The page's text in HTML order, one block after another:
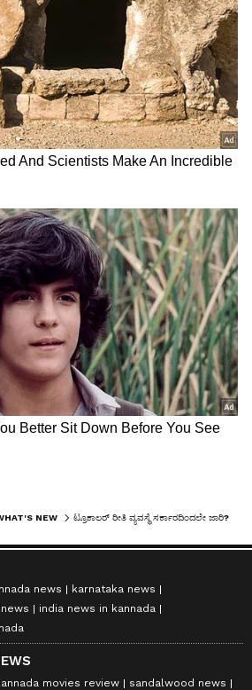
NEW ಟ್ರೂಕಾಲರ್‌ ರೀತಿ ವ್ಯವಸ್ಥೆ ಸರ್ಕಾರದಿಂದಲೇ ಜಾರಿ?
news
karnataka news
india news in kannada
movies review
sandalwood news